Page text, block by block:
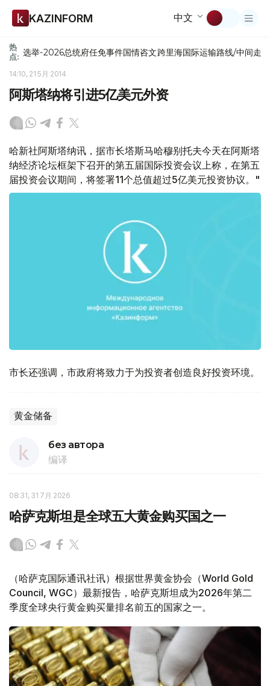
KAZINFORM 中文
热
点: 选举-2026总统府任免事件国情咨文跨里海国际运输路线/中间走廊
14:10, 21 5月 2014
阿斯塔纳将引进5亿美元外资
哈新社阿斯塔纳讯，据市长塔斯马哈穆别托夫今天在阿斯塔
纳经济论坛框架下召开的第五届国际投资会议上称，在第五
届投资会议期间，将签署11个总值超过5亿美元投资协议。"
市长还强调，市政府将致力于为投资者创造良好投资环境。
黄金储备
без автора
编译
08:31, 31 7月 2026
哈萨克斯坦是全球五大黄金购买国之一
（哈萨克国际通讯社讯）根据世界黄金协会（World Gold
Council, WGC）最新报告，哈萨克斯坦成为2026年第二
季度全球央行黄金购买量排名前五的国家之一。